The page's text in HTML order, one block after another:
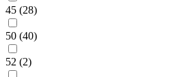
45 (28)
50 (40)
52 (2)